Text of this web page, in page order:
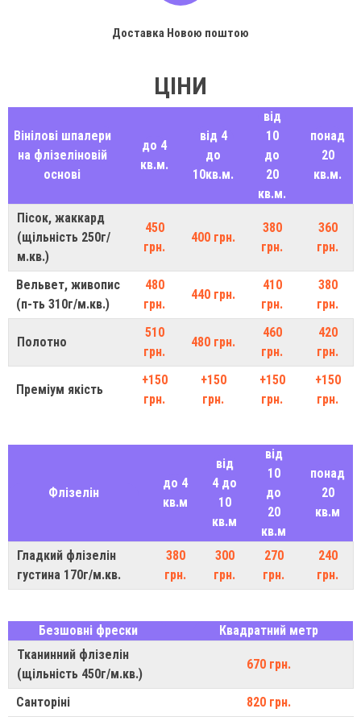
Доставка Новою поштою
ЦІНИ
Вінілові шпалери
на флізеліновій
основі
до 4
кв.м.
від 4
до
10кв.м.
від
10
до
20
кв.м.
понад
20
кв.м.
Пісок, жаккард
(щільність 250г/
м.кв.)
450
грн.
400 грн.
380
грн.
360
грн.
Вельвет, живопис
(п-ть 310г/м.кв.)
480
грн.
440 грн.
410
грн.
380
грн.
Полотно
510
грн.
480 грн.
460
грн.
420
грн.
Преміум якість
+150
грн.
+150
грн.
+150
грн.
+150
грн.
Флізелін
до 4
кв.м
від
4 до
10
кв.м
від
10
до
20
кв.м
понад
20
кв.м
Гладкий флізелін
густина 170г/м.кв.
380
грн.
300
грн.
270
грн.
240
грн.
Безшовні фрески
Квадратний метр
Тканинний флізелін
(щільність 450г/м.кв.)
670 грн.
Санторіні
820 грн.